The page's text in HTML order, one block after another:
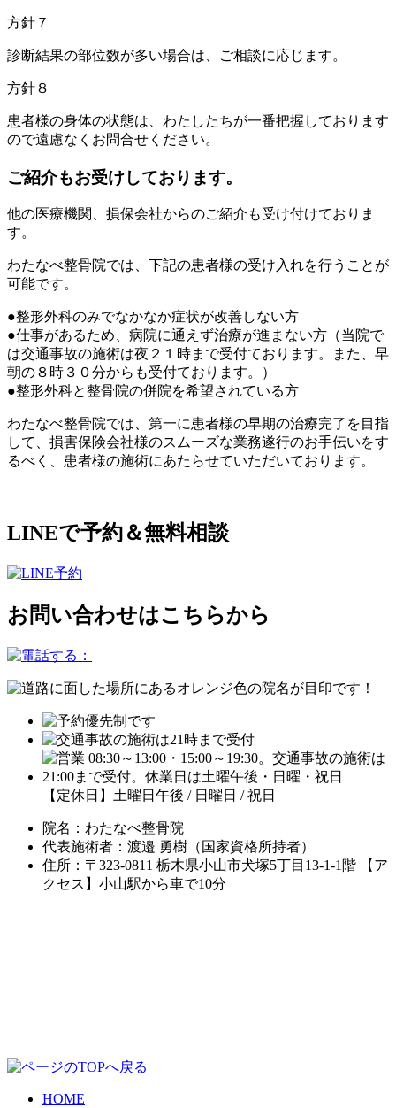
方針７
診断結果の部位数が多い場合は、ご相談に応じます。
方針８
患者様の身体の状態は、わたしたちが一番把握しております
ので遠慮なくお問合せください。
ご紹介もお受けしております。
他の医療機関、損保会社からのご紹介も受け付けておりま
す。
わたなべ整骨院では、下記の患者様の受け入れを行うことが
可能です。
●整形外科のみでなかなか症状が改善しない方
●仕事があるため、病院に通えず治療が進まない方（当院で
は交通事故の施術は夜２１時まで受付ております。また、早
朝の８時３０分からも受付ております。）
●整形外科と整骨院の併院を希望されている方
わたなべ整骨院では、第一に患者様の早期の治療完了を目指
して、損害保険会社様のスムーズな業務遂行のお手伝いをす
るべく、患者様の施術にあたらせていただいております。
LINEで予約＆無料相談
お問い合わせはこちらから
【定休日】土曜日午後 / 日曜日 / 祝日
院名：わたなべ整骨院
代表施術者：渡邉 勇樹（国家資格所持者）
住所：〒323-0811 栃木県小山市犬塚5丁目13-1-1階 【ア
クセス】小山駅から車で10分
HOME